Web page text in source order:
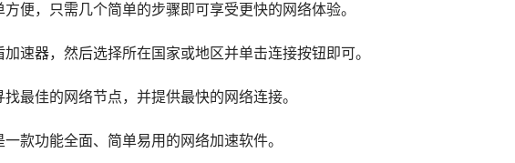
便，只需几个简单的步骤即可享受更快的网络体验。
速器，然后选择所在国家或地区并单击连接按钮即可。
最佳的网络节点，并提供最快的网络连接。
款功能全面、简单易用的网络加速软件。